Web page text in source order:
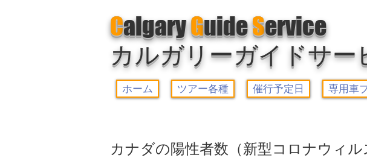
CalgaryGuideService
カルガリーガイドサー
ホーム ツアー各種 催行予定日 専用車
カナダの陽性者数（新型コロナウィ